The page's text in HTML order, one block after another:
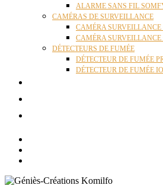
ALARME SANS FIL
CAMÉRAS DE SURVEILLANCE
CAMÉRA
CAMÉRA
DÉTECTEURS DE FUMÉE
DÉTECTEUR DE FUMÉE
DÉTECTEUR DE FUMÉE